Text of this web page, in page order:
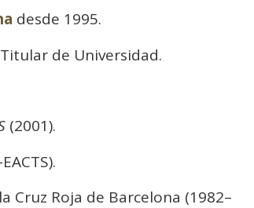
desde 1995.
de Universidad.
(2001).
Cruz Roja de Barcelona (1982–